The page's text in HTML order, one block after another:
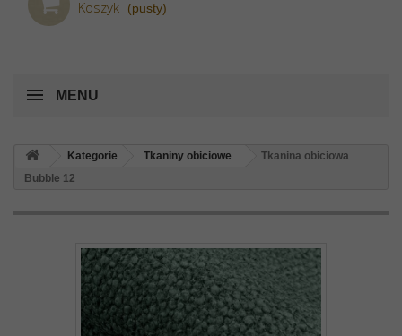
Koszyk (pusty)
MENU
Kategorie Tkaniny obiciowe
Tkanina obiciowa
Bubble 12